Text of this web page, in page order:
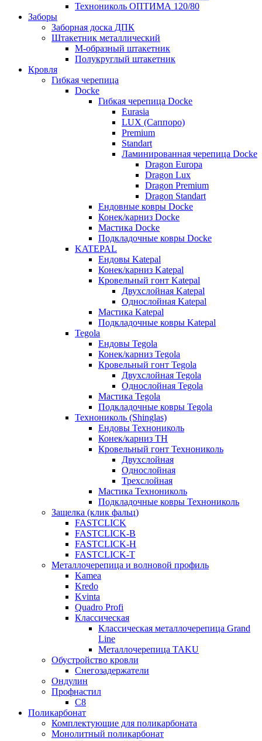
Технониколь ОПТИМА 120/80
Заборы
Заборная доска ДПК
Штакетник металлический
М-образный штакетник
Полукруглый штакетник
Кровля
Гибкая черепица
Docke
Гибкая черепица Docke
Eurasia
LUX (Саппоро)
Premium
Standart
Ламинированная черепица Docke
Dragon Europa
Dragon Lux
Dragon Premium
Dragon Standart
Ендовные ковры Docke
Конек/карниз Docke
Мастика Docke
Подкладочные ковры Docke
KATEPAL
Ендовы Katepal
Конек/карниз Katepal
Кровельный гонт Katepal
Двухслойная Katepal
Однослойная Katepal
Мастика Katepal
Подкладочные ковры Katepal
Tegola
Ендовы Tegola
Конек/карниз Tegola
Кровельный гонт Tegola
Двухслойная Tegola
Однослойная Tegola
Мастика Tegola
Подкладочные ковры Tegola
Технониколь (Shinglas)
Ендовы Технониколь
Конек/карниз ТН
Кровельный гонт Технониколь
Двухслойная
Однослойная
Трехслойная
Мастика Технониколь
Подкладочные ковры Технониколь
Защелка (клик фальц)
FASTCLICK
FASTCLICK-B
FASTCLICK-H
FASTCLICK-T
Металлочерепица и волновой профиль
Kamea
Kredo
Kvinta
Quadro Profi
Классическая
Классическая металлочерепица Grand
Line
Металлочерепица TAKU
Обустройство кровли
Снегозадержатели
Ондулин
Профнастил
С8
Поликарбонат
Комплектующие для поликарбоната
Монолитный поликарбонат